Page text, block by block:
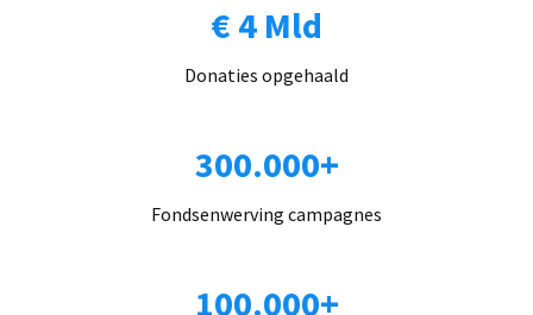
€ 4 Mld
Donaties opgehaald
300.000+
Fondsenwerving campagnes
100.000+